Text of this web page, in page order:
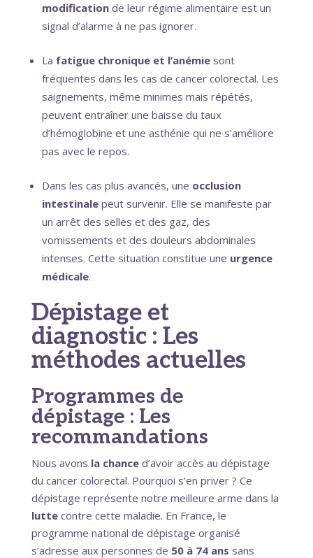
modificationde leur régime alimentaire est un
signal d’alarme à ne pas ignorer.
La fatigue chronique et l’anémiesont
fréquentes dans les cas de cancer colorectal. Les
saignements, même minimes mais répétés,
peuvent entraîner une baisse du taux
d’hémoglobine et une asthénie qui ne s’améliore
pas avec le repos.
Dans les cas plus avancés, une occlusion
intestinalepeut survenir. Elle se manifeste par
un arrêt des selles et des gaz, des
vomissements et des douleurs abdominales
intenses. Cette situation constitue une urgence
médicale.
Dépistage et
diagnostic : Les
méthodes actuelles
Programmes de
dépistage : Les
recommandations
Nous avons la chanced’avoir accès au dépistage
du cancer colorectal. Pourquoi s’en priver ? Ce
dépistage représente notre meilleure arme dans la
luttecontre cette maladie. En France, le
programme national de dépistage organisé
s’adresse aux personnes de 50 à 74 ans sans